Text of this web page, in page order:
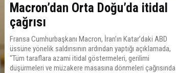
Macron’dan Orta Doğu’da itidal
çağrısı
Fransa Cumhurbaşkanı Macron, İran’ın Katar’daki ABD
üssüne yönelik saldırısının ardından yaptığı açıklamada,
"Tüm taraflara azami itidal göstermeleri, gerilimi
düşürmeleri ve müzakere masasına dönmeleri çağrısında